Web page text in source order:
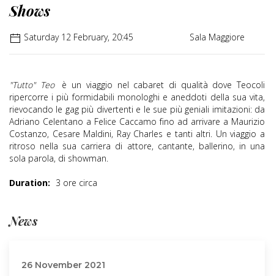
Shows
Saturday 12 February, 20:45 Sala Maggiore
"Tutto" Teo
è un viaggio nel cabaret di qualità dove Teocoli
ripercorre i più formidabili monologhi e aneddoti della sua vita,
rievocando le gag più divertenti e le sue più geniali imitazioni: da
Adriano Celentano a Felice Caccamo fino ad arrivare a Maurizio
Costanzo, Cesare Maldini, Ray Charles e tanti altri. Un viaggio a
ritroso nella sua carriera di attore, cantante, ballerino, in una
sola parola, di showman.
Duration: 3 ore circa
News
26 November 2021